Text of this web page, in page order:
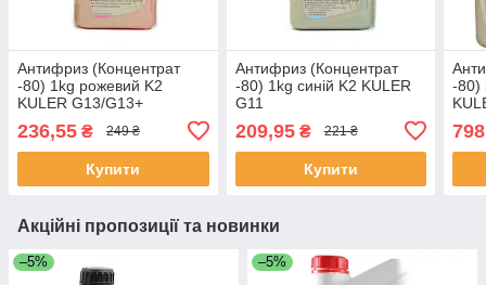
Антифриз (Концентрат
-80) 1kg рожевий K2
KULER G13/G13+
236,55 ₴ 249 ₴
Купити
Антифриз (Концентрат
-80) 1kg синій K2 KULER
G11
209,95₴ 221 ₴
Купити
-80)
Акційні пропозиції та новинки
–5% –5%